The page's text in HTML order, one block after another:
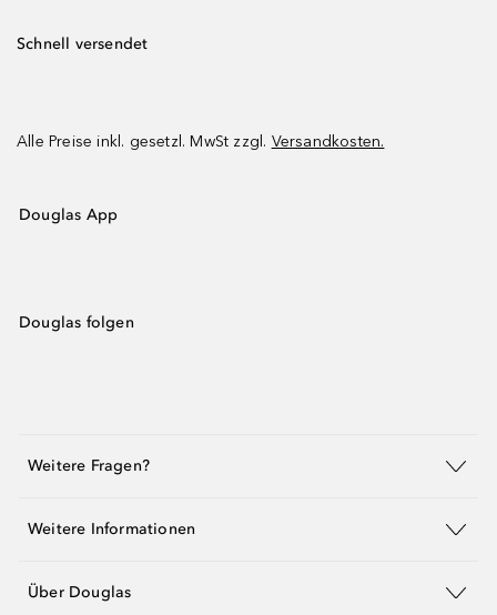
Schnell versendet
Alle Preise inkl. gesetzl. MwSt zzgl. Versandkosten.
Douglas App
Douglas folgen
Weitere Fragen?
Weitere Informationen
Über Douglas